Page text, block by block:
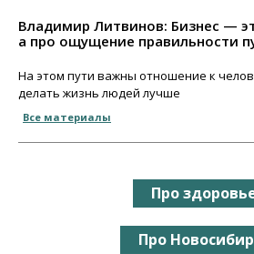
Владимир Литвинов: Бизнес —
а про ощущение правильности
На этом пути важны отношение к
делать жизнь людей лучше
Все материалы
Про
Про